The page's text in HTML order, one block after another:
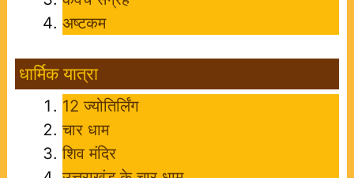
अष्टकम
धार्मिक यात्रा
12 ज्योतिर्लिंग
चार धाम
शिव मंदिर